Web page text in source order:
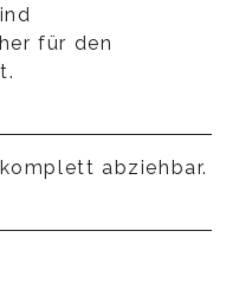
für den
abziehbar.